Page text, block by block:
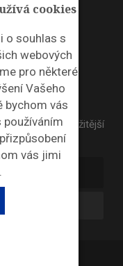
cookies
o souhlas s
webových
pro některé
Vašeho
bychom vás
používáním
vás jimi
ty nejdůležitější
týdně.